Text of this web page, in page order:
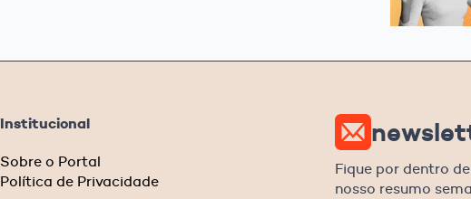
Institucional
Sobre o Portal
Política de Privacidade
Fique por dentro
nosso resumo